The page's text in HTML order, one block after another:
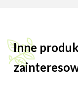
Inne